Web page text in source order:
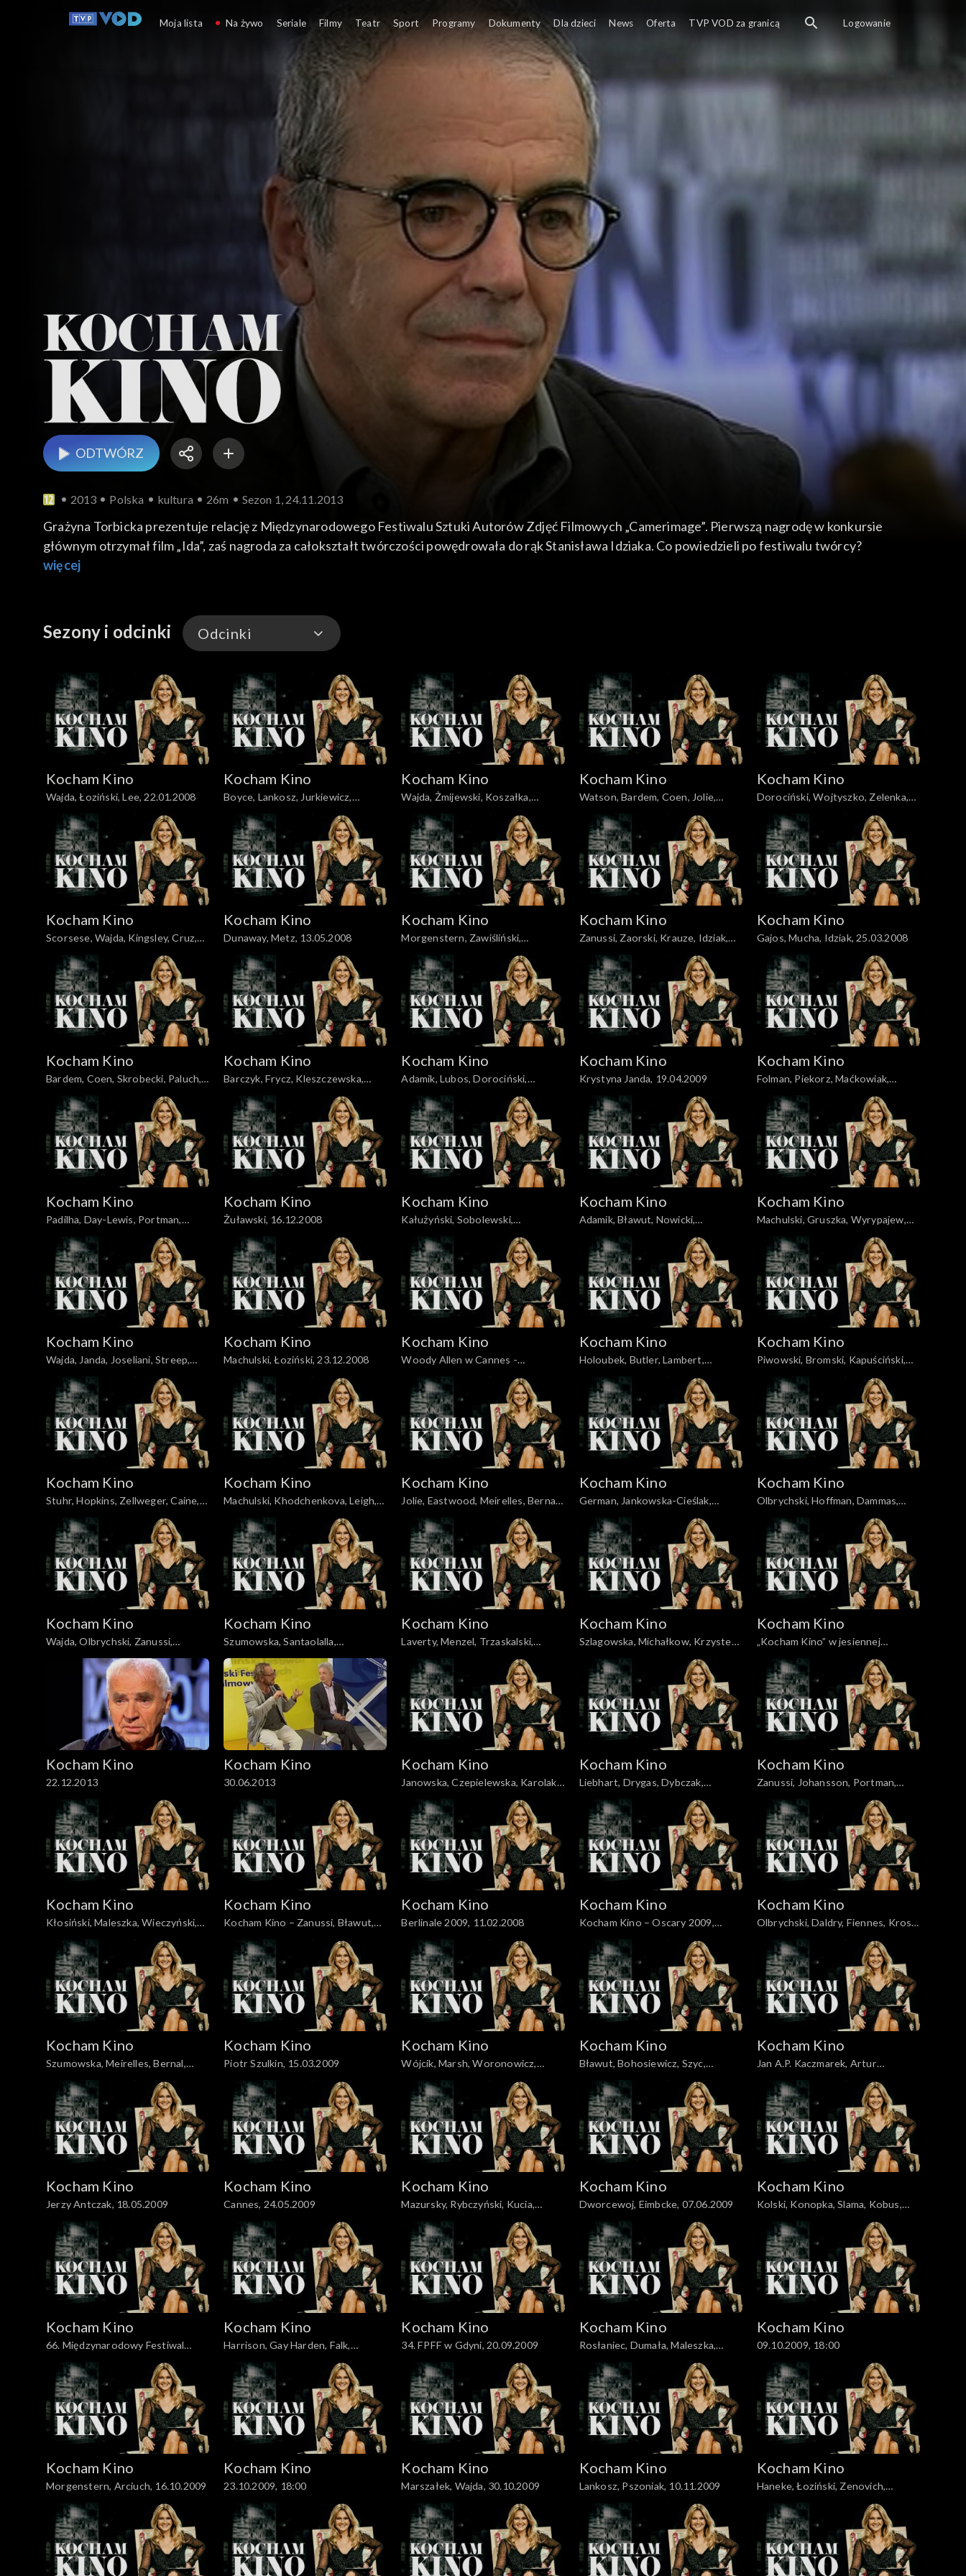
ODTWÓRZ
2013 Polska kultura 26m Sezon 1, 24.11.2013
Grażyna Torbicka prezentuje relację z Międzynarodowego Festiwalu Sztuki Autorów Zdjęć Filmowych „Camerimage”. Pierwszą nagrodę w konkursie
głównym otrzymał film „Ida”, zaś nagroda za całokształt twórczości powędrowała do rąk Stanisława Idziaka. Co powiedzieli po festiwalu twórcy?
więcej
Sezony i odcinki Odcinki
Odcinki
Kocham Kino
Wajda, Łoziński, Lee, 22.01.2008
Kocham Kino
Boyce, Lankosz, Jurkiewicz,
Kocham Kino
Wajda, Żmijewski, Koszałka,
Kocham Kino
Watson, Bardem, Coen, Jolie,
Kocham Kino
Dorociński, Wojtyszko, Zelenka,
Kocham Kino
Scorsese, Wajda, Kingsley, Cruz,
Kocham Kino
Dunaway, Metz, 13.05.2008
Kocham Kino
Morgenstern, Zawiśliński,
Kocham Kino
Zanussi, Zaorski, Krauze, Idziak,
Kocham Kino
Gajos, Mucha, Idziak, 25.03.2008
Kocham Kino
Bardem, Coen, Skrobecki, Paluch,
Kocham Kino
Barczyk, Frycz, Kleszczewska,
Kocham Kino
Adamik, Lubos, Dorociński,
Kocham Kino
Krystyna Janda, 19.04.2009
Kocham Kino
Folman, Piekorz, Maćkowiak,
Kocham Kino
Padilha, Day-Lewis, Portman,
Kocham Kino
Żuławski, 16.12.2008
Kocham Kino
Kałużyński, Sobolewski,
Kocham Kino
Adamik, Bławut, Nowicki,
Szumowska, Jankowska-Cieślak,
16.09.2008
Kocham Kino
Machulski, Gruszka, Wyrypajew,
Kocham Kino
Wajda, Janda, Joseliani, Streep,
Kocham Kino
Machulski, Łoziński, 23.12.2008
Kocham Kino
Woody Allen w Cannes -
Kocham Kino
Holoubek, Butler, Lambert,
Kocham Kino
Piwowski, Bromski, Kapuściński,
Kocham Kino
Stuhr, Hopkins, Zellweger, Caine,
Kocham Kino
Machulski, Khodchenkova, Leigh,
Kocham Kino
Jolie, Eastwood, Meirelles, Bernal,
Allen, Alonso, Salles, 20.05.2008
Kocham Kino
German, Jankowska-Cieślak,
Stroiński, Rosa, Ferzetti, Bigelow,
09.09.2008
Kocham Kino
Olbrychski, Hoffman, Dammas,
Kocham Kino
Wajda, Olbrychski, Zanussi,
Palkowski, 15.01.08
Kocham Kino
Szumowska, Santaolalla,
28.10.2008
Kocham Kino
Laverty, Menzel, Trzaskalski,
Kocham Kino
Szlagowska, Michałkow, Krzystek,
Kocham Kino
„Kocham Kino” w jesiennej
Kocham Kino
22.12.2013
Kocham Kino
30.06.2013
Kocham Kino
Janowska, Czepielewska, Karolak,
Kocham Kino
Liebhart, Drygas, Dybczak,
Kocham Kino
Zanussi, Johansson, Portman,
Lewandowski, 10.06.2008
Kocham Kino
Kłosiński, Maleszka, Wieczyński,
Woronowicz, 08.01.2008
Kocham Kino
Kocham Kino – Zanussi, Bławut,
Kocham Kino
Berlinale 2009, 11.02.2008
Kocham Kino
Kocham Kino – Oscary 2009,
Wieczyński i Woronowicz,
24.02.2008
Kocham Kino
Olbrychski, Daldry, Fiennes, Kross,
Kocham Kino
Szumowska, Meirelles, Bernal,
Kocham Kino
Piotr Szulkin, 15.03.2009
Kocham Kino
Wójcik, Marsh, Woronowicz,
Kocham Kino
Bławut, Bohosiewicz, Szyc,
Kocham Kino
Jan A.P. Kaczmarek, Artur
Kocham Kino
Jerzy Antczak, 18.05.2009
Kocham Kino
Cannes, 24.05.2009
Kocham Kino
Mazursky, Rybczyński, Kucia,
Kocham Kino
Dworcewoj, Eimbcke, 07.06.2009
Kocham Kino
Kolski, Konopka, Slama, Kobus,
Kocham Kino
66. Międzynarodowy Festiwal
Filmowy w Wenecji, 13.09.2009
Kocham Kino
Harrison, Gay Harden, Falk,
Kocham Kino
34. FPFF w Gdyni, 20.09.2009
Kocham Kino
Rosłaniec, Dumała, Maleszka,
Kocham Kino
09.10.2009, 18:00
Kocham Kino
Morgenstern, Arciuch, 16.10.2009
Kocham Kino
23.10.2009, 18:00
Kocham Kino
Marszałek, Wajda, 30.10.2009
Kocham Kino
Lankosz, Pszoniak, 10.11.2009
Kocham Kino
Haneke, Łoziński, Zenovich,
Moja lista Na żywo Seriale Filmy Teatr Sport Programy Dokumenty Dla dzieci News Oferta TVP VOD za granicą Logowanie